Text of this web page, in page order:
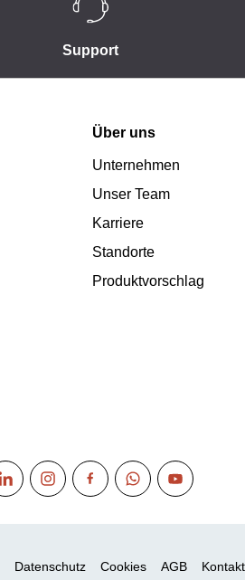
Support
Über uns
Unternehmen
Unser Team
Karriere
Standorte
Produktvorschlag
Datenschutz Cookies AGB Kontakt